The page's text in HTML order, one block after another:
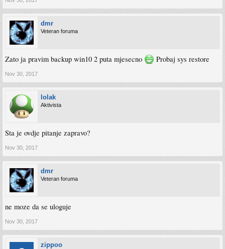
dmr
Veteran foruma
Zato ja pravim backup win10 2 puta mjesecno Probaj sys restore
Nov 30, 2017
lolak
Aktivista
Sta je ovdje pitanje zapravo?
Nov 30, 2017
dmr
Veteran foruma
ne moze da se uloguje
Nov 30, 2017
zippoo